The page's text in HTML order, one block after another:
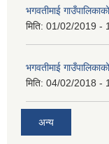
भगवतीमाई
मिति: 01/02/2019 -
भगवतीमाई
मिति: 04/02/2018 -
अन्य